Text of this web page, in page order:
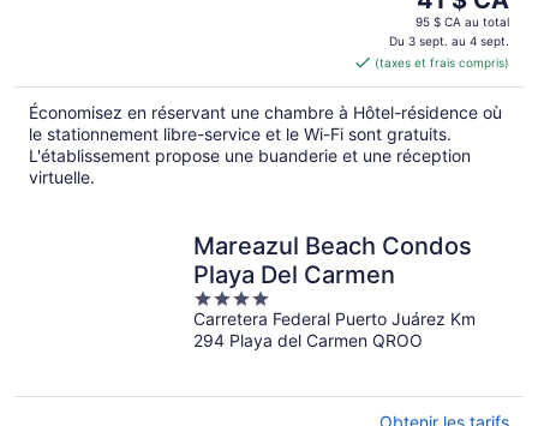
prix
est
de 41 $ CA
par
nuit
95 $ CA au total
Du 3 sept. au 4 sept.
(taxes et frais compris)
Économisez en réservant une chambre à Hôtel-résidence où
le stationnement libre-service et le Wi-Fi sont gratuits.
L'établissement propose une buanderie et une réception
virtuelle.
Mareazul Beach Condos
Playa Del Carmen
4
out
of
Carretera Federal Puerto Juárez Km
294 Playa del Carmen QROO
Obtenir les tarifs